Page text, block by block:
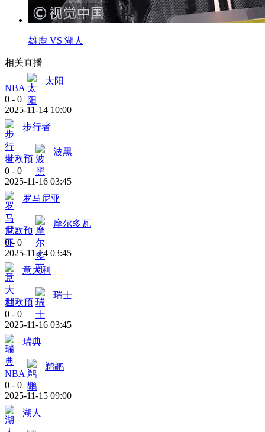
雄鹿 VS 湖人
相关直播
NBA
太阳
0 - 0
2025-11-14 10:00
步行者
世欧预
波黑
0 - 0
2025-11-16 03:45
罗马尼亚
世欧预
摩尔多瓦
0 - 0
2025-11-14 03:45
意大利
世欧预
瑞士
0 - 0
2025-11-16 03:45
瑞典
NBA
鹈鹕
0 - 0
2025-11-15 09:00
湖人